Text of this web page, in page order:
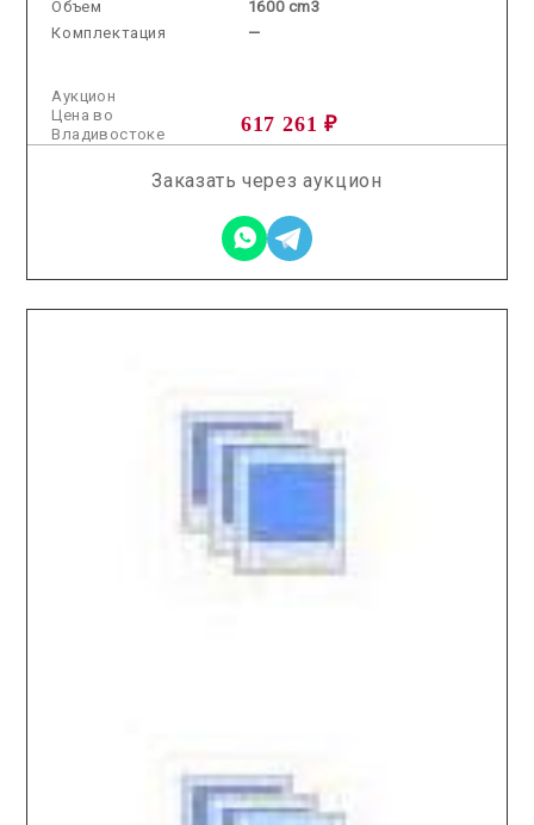
Объем
1600 cm3
Комплектация
—
Аукцион
617 261 ₽
Цена во
Владивостоке
Заказать через аукцион